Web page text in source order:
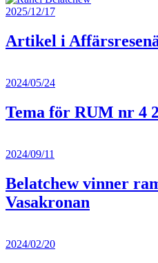
2025/12/17
Artikel i
2024/05/24
Tema för RUM nr 4
2024/09/11
Belatchew vinner
Vasakronan
2024/02/20